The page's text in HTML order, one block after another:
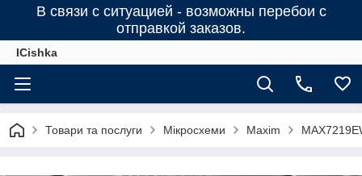
В связи с ситуацией - возможны перебои с
отправкой заказов.
ICishka
Товари та послуги Мікросхеми Maxim